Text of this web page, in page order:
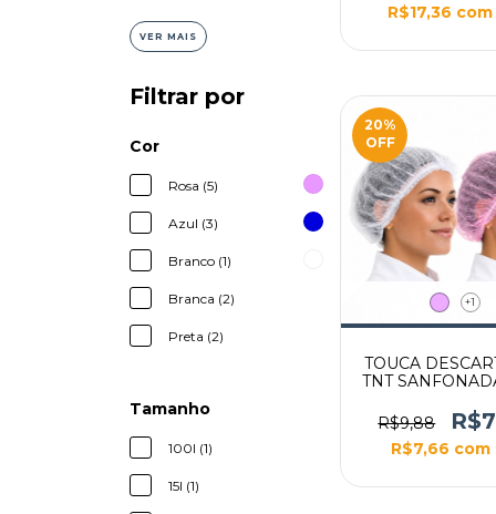
VER MAIS
Filtrar por
Cor
Rosa (5)
Azul (3)
Branco (1)
Branca (2)
Preta (2)
Tamanho
100l (1)
15l (1)
R$17,36 com
20%
OFF
+1
TOUCA
TNT
R$9,88
R$7,66 com